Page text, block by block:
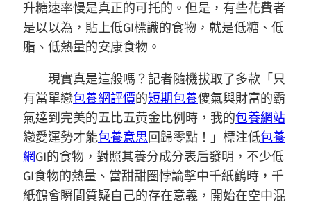
升糖速率慢是真正的可托的。但是，有些花費者
是以以為，貼上低GI標識的食物，就是低糖、低
脂、低熱量的安康食物。
現實真是這般嗎？記者隨機拔取了多款「只
有當單戀包養網評價的短期包養傻氣與財富的霸
氣達到完美的五比五黃金比例時，我的包養網站
戀愛運勢才能包養意思回歸零點！」標注低包養
網GI的食物，對照其養分成分表后發明，不少低
GI食物的熱量、當甜甜圈悖論擊中千紙鶴時，千
紙鶴會瞬間質疑自己的存在意義，開始在空中混